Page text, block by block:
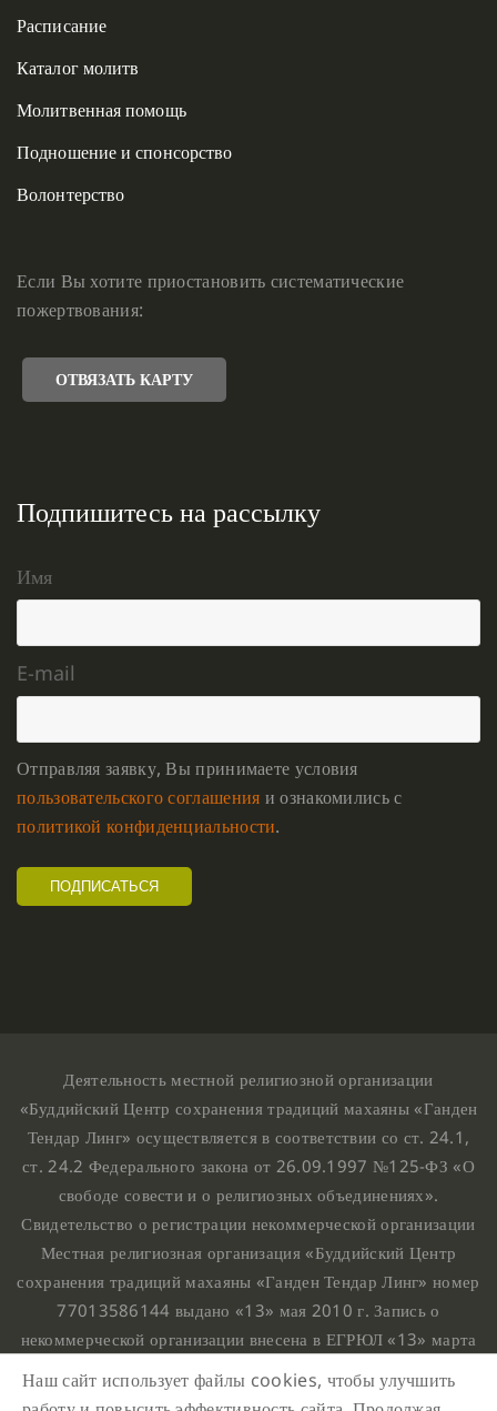
Расписание
Каталог молитв
Молитвенная помощь
Подношение и спонсорство
Волонтерство
Если Вы хотите приостановить систематические
пожертвования:
ОТВЯЗАТЬ КАРТУ
Подпишитесь на рассылку
Имя
E-mail
Отправляя заявку, Вы принимаете условия
пользовательского соглашения и ознакомились с
политикой конфиденциальности.
Деятельность местной религиозной организации
«Буддийский Центр сохранения традиций махаяны «Ганден
Тендар Линг» осуществляется в соответствии со ст. 24.1,
ст. 24.2 Федерального закона от 26.09.1997 №125-ФЗ «О
свободе совести и о религиозных объединениях».
Свидетельство о регистрации некоммерческой организации
Местная религиозная организация «Буддийский Центр
сохранения традиций махаяны «Ганден Тендар Линг» номер
77013586144 выдано «13» мая 2010 г. Запись о
некоммерческой организации внесена в ЕГРЮЛ «13» марта
номером 1107799015708.
Наш сайт использует файлы cookies, чтобы улучшить